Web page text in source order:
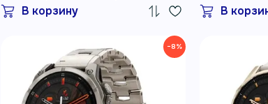
В корзину В
−8%